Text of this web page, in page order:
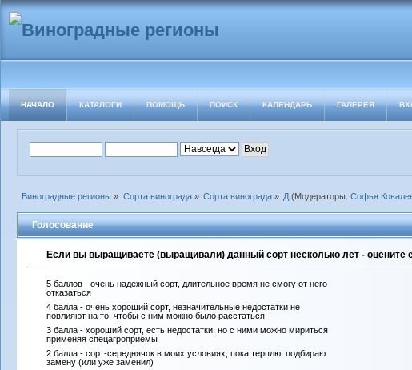
НАЧАЛО КАТАЛОГИ ПОМОЩЬ ПОИСК КАЛЕНДАРЬ ГАЛЕРЕЯ
Виноградные регионы » Сорта винограда» Сорта винограда» Д(Модераторы:Софья
Голосование
Если вы выращиваете (выращивали) данный сорт несколько лет - оцените
5 баллов - очень надежный сорт, длительное время не смогу от него
отказаться
4 балла - очень хороший сорт, незначительные недостатки не
повлияют на то, чтобы с ним можно было расстаться.
3 балла - хороший сорт, есть недостатки, но с ними можно мириться
применяя спецагроприемы
2 балла - сорт-середнячок в моих условиях, пока терплю, подбираю
замену (или уже заменил)